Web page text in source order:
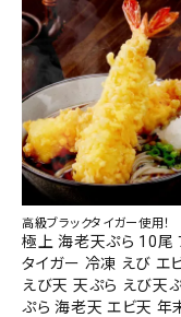
高級ブラックタイガー使用！
極上 海老天ぷら 10尾
タイガー 冷凍 えび エ
えび天 天ぷら えび天
ぷら 海老天 エビ天 年